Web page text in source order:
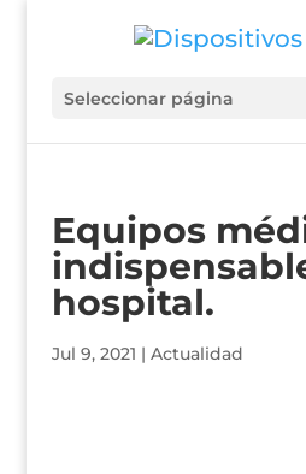
Seleccionar página
Equipos
hospital.
Jul 9, 2021 | Actualidad